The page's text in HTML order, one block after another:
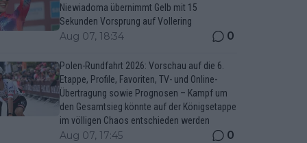
Niewiadoma übernimmt Gelb mit 15
Sekunden Vorsprung auf Vollering
Aug 07, 18:34 0
Polen-Rundfahrt 2026: Vorschau auf die 6.
Etappe, Profile, Favoriten, TV- und Online-
Übertragung sowie Prognosen – Kampf um
den Gesamtsieg könnte auf der Königsetappe
im völligen Chaos entschieden werden
Aug 07, 17:45 0